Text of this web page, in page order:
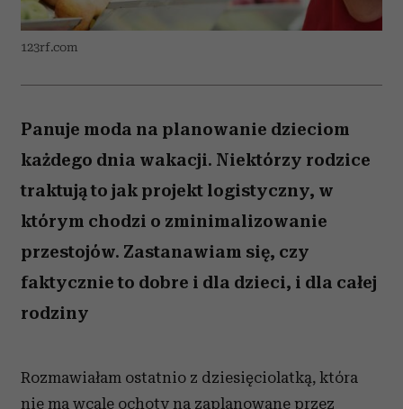
123rf.com
Panuje moda na planowanie dzieciom
każdego dnia wakacji. Niektórzy rodzice
traktują to jak projekt logistyczny, w
którym chodzi o zminimalizowanie
przestojów. Zastanawiam się, czy
faktycznie to dobre i dla dzieci, i dla całej
rodziny
Rozmawiałam ostatnio z dziesięciolatką, która
nie ma wcale ochoty na zaplanowane przez